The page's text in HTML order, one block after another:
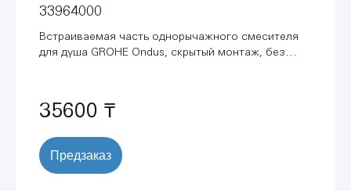
33964000
Встраиваемая часть однорычажного смесителя
для душа GROHE Ondus, скрытый монтаж, без
35600 ₸
Предзаказ